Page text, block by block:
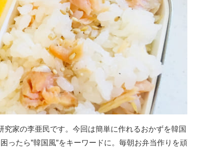
家の李亜民です。今回は簡単に作れるおかずを韓国
ったら”韓国風”をキーワードに。毎朝お弁当作りを頑